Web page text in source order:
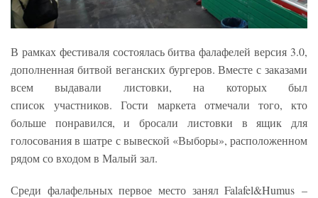
В рамках фестиваля состоялась битва фалафелей версия 3.0,
дополненная битвой веганских бургеров. Вместе с заказами
всем выдавали листовки, на которых был
список участников. Гости маркета отмечали того, кто
больше понравился, и бросали листовки в ящик для
голосования в шатре с вывеской «Выборы», расположенном
рядом со входом в Малый зал.
Среди фалафельных первое место занял Falafel&Humus –